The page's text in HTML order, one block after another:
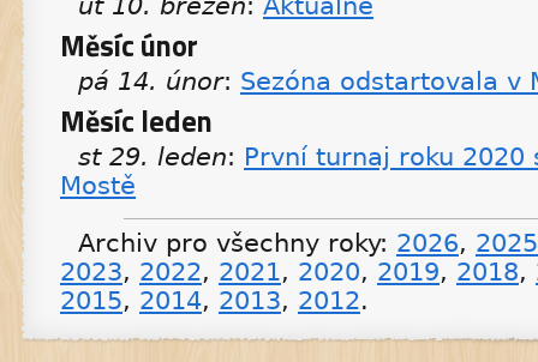
Měsíc únor
pá 14. únor: Sezóna odstartovala v
Měsíc leden
st 29. leden: První turnaj roku 2020
Mostě
Archiv pro všechny roky: 2026, 2025
2023, 2022, 2021, 2020, 2019, 2018,
2015, 2014, 2013, 2012.